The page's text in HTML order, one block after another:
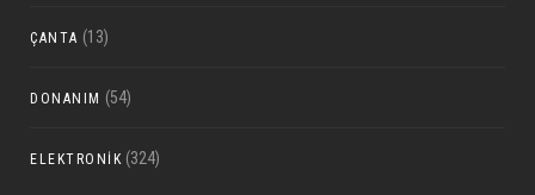
ÇANTA (13)
DONANIM (54)
ELEKTRONIK (324)